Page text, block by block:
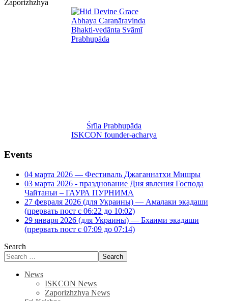
Śrīla Prabhupāda
ISKCON founder-acharya
Events
04 марта 2026 — Фестиваль Джаганнатхи Мишры
03 марта 2026 - празднование Дня явления Господа
Чайтаньи – ГАУРА ПУРНИМА
27 февраля 2026 (для Украины) — Амалаки экадаши
(прервать пост с 06:22 до 10:02)
29 января 2026 (для Украины) — Бхаими экадаши
(прервать пост с 07:09 до 07:14)
Search
Search
News
ISKCON News
Zaporizhzhya News